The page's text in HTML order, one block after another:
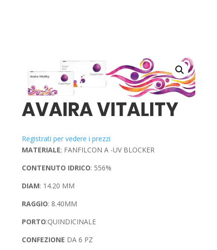
AVAIRA VITALITY
Registrati per vedere i prezzi
MATERIALE; FANFILCON A -UV BLOCKER
CONTENUTO IDRICO: 556%
DIAM: 14.20 MM
RAGGIO: 8.40MM
PORTO:QUINDICINALE
CONFEZIONE DA 6 PZ